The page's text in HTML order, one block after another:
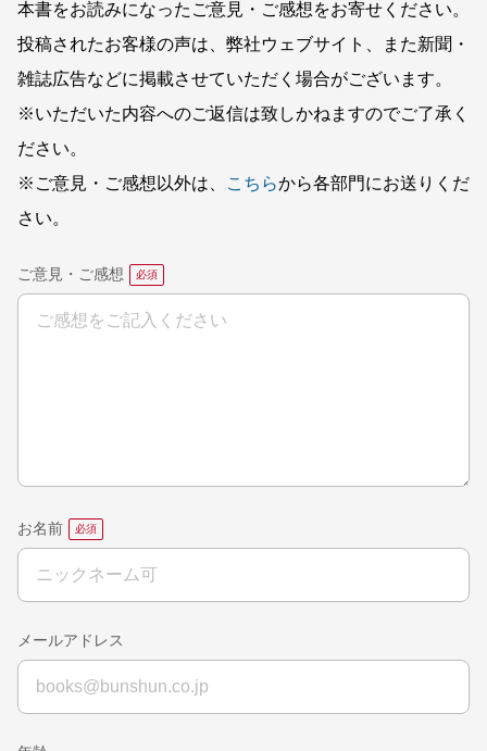
本書をお読みになったご意見・ご感想をお寄せください。
投稿されたお客様の声は、弊社ウェブサイト、また新聞・
雑誌広告などに掲載させていただく場合がございます。
※いただいた内容へのご返信は致しかねますのでご了承く
ださい。
※ご意見・ご感想以外は、
こちらから各部門にお送りくだ
さい。
ご意見・ご感想
お名前
メールアドレス